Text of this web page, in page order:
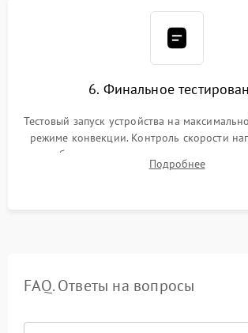
6. Финальное
Тестовый запуск устройства на
режиме конвекции. Контроль скорости
срабатывания термостата при
температуры и тест на отсутствие
Подробнее
FAQ. Ответы на вопросы